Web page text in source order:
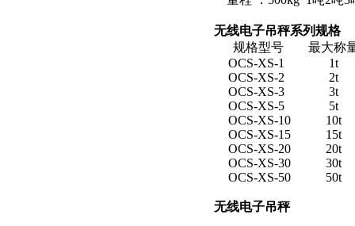
无线电子吊秤系列规格
规格型号
最大称
OCS-XS-1
1t
OCS-XS-2
2t
OCS-XS-3
3t
OCS-XS-5
5t
OCS-XS-10
10t
OCS-XS-15
15t
OCS-XS-20
20t
OCS-XS-30
30t
OCS-XS-50
50t
无线电子吊秤